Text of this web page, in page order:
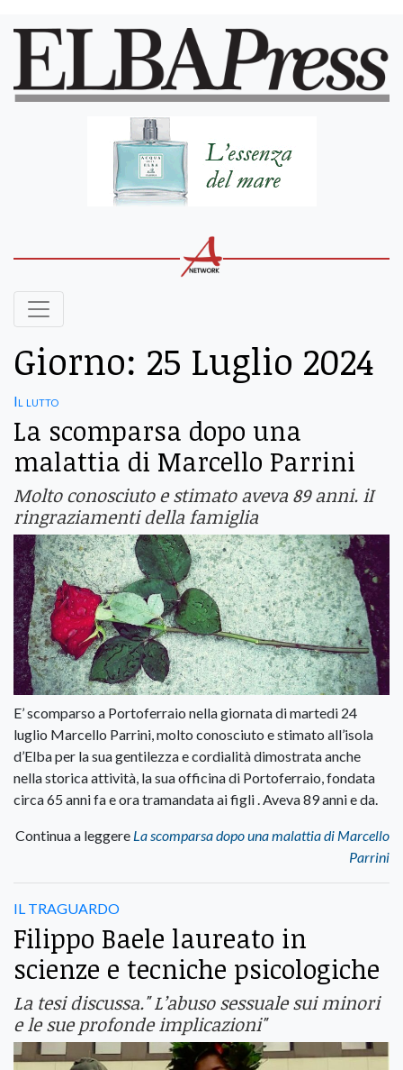
Giorno: 25 Luglio 2024
Il lutto
La scomparsa dopo una
malattia di Marcello Parrini
Molto conosciuto e stimato aveva 89 anni. iI
ringraziamenti della famiglia
E’ scomparso a Portoferraio nella giornata di martedi 24
luglio Marcello Parrini, molto conosciuto e stimato all’isola
d’Elba per la sua gentilezza e cordialità dimostrata anche
nella storica attività, la sua officina di Portoferraio, fondata
circa 65 anni fa e ora tramandata ai figli . Aveva 89 anni e da.
Continua a leggere La scomparsa dopo una malattia di Marcello
Parrini
IL TRAGUARDO
Filippo Baele laureato in
scienze e tecniche psicologiche
La tesi discussa." L’abuso sessuale sui minori
e le sue profonde implicazioni"